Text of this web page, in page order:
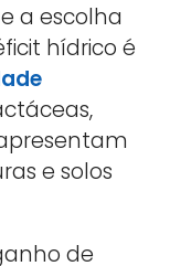
a escolha
hídrico é
e solos
de